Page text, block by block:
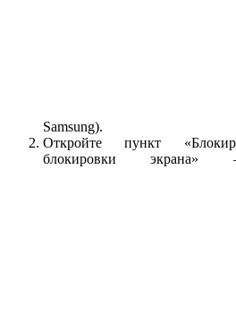
Samsung).
Откройте пункт
блокировки